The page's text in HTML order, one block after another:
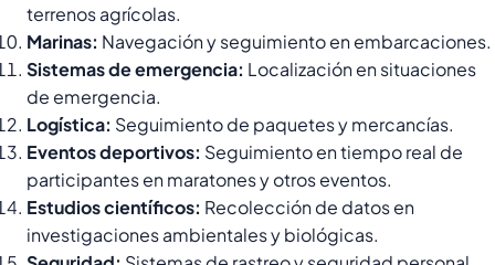
terrenos agrícolas.
Marinas: Navegación y seguimiento en embarcaciones.
Sistemas de emergencia: Localización en situaciones
de emergencia.
Logística: Seguimiento de paquetes y mercancías.
Eventos deportivos: Seguimiento en tiempo real de
participantes en maratones y otros eventos.
Estudios científicos: Recolección de datos en
investigaciones ambientales y biológicas.